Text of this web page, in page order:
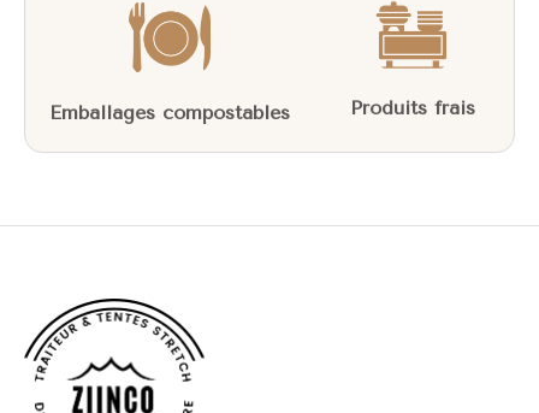
Emballages compostables Produits frais